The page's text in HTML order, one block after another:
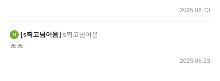
2025.06.23
s찍고넘어옴 s찍고넘어옴
ㅊㅊ
2025.06.23